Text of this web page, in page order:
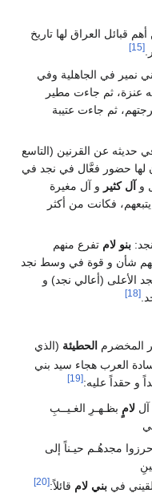
قبائل العراق لها تاريخ
[15]
نمير في الجاهلية وفي
عنزة، ثم جاءت مطير
ثم جاءت عتيبة
حديثه عن القرنين (التاسع
لها حضور فعَّال في نجد في
و آل كثير و آل مغيرة
فكانت من أكثر
بنو لام تفرع منهم
شأن و قوة في وسط نجد
الأعلى (أعالي نجد) و
[18]
المخضرم الحطيئة (الذي
العرب هجاء سيد بني
و حقداً عليه:[19]
لامٍ بظـهـرِ الغـيــبِ
مجدهُـم حيـناً إلى
فيبني لام قائلاً:[20]